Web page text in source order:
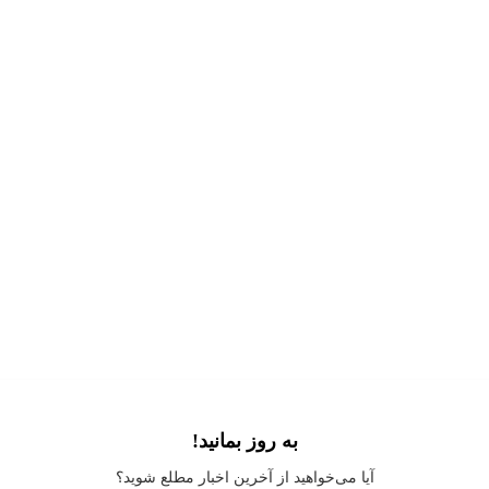
Application error: a client
-side exception has occurred while loading
به روز بمانید!
آیا می‌خواهید از آخرین اخبار مطلع شوید؟